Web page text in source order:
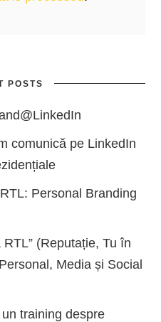
POSTS
comunică pe LinkedIn
Personal Branding
(Reputație, Tu în
Media și Social
training despre